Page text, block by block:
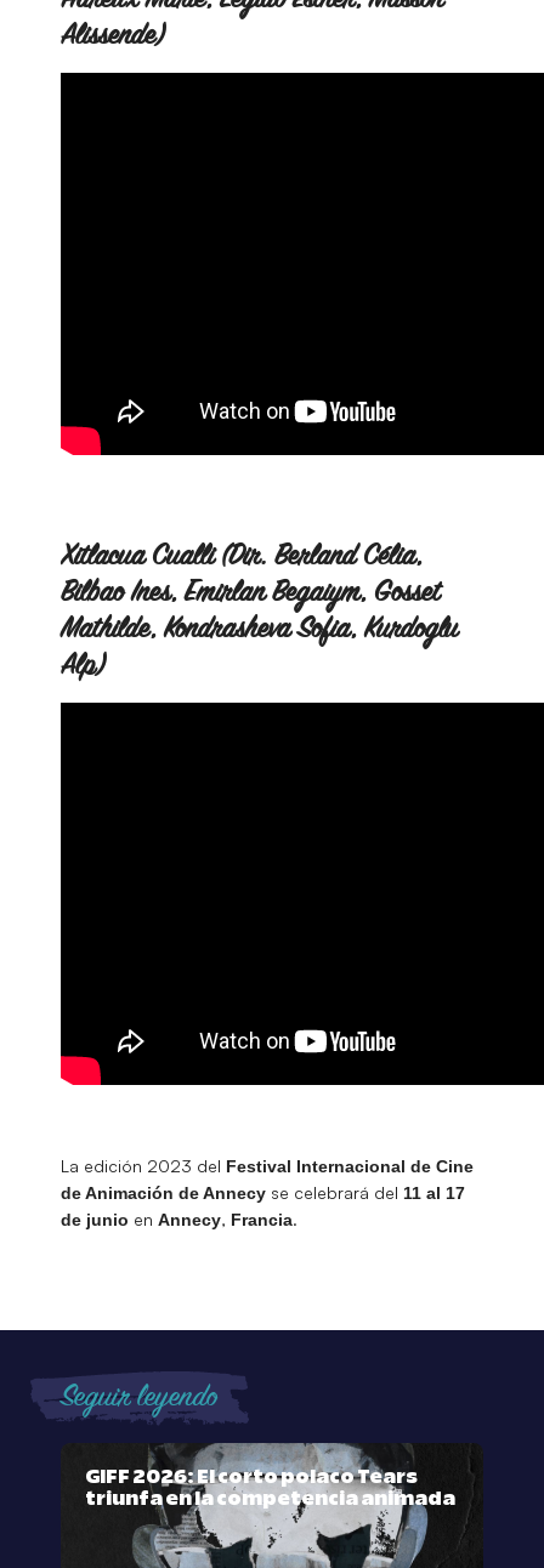
Alissende)
Xitlacua Cualli (Dir. Berland Célia,
Bilbao Ines, Emirlan Begaiym, Gosset
Mathilde, Kondrasheva Sofia, Kurdoglu
Alp)
La edición 2023 del Festival Internacional de Cine
de Animación de Annecy se celebrará del 11 al 17
de junio en Annecy, Francia.
Seguir leyendo
GIFF 2026: El corto polaco Tears
triunfa en la competencia animada